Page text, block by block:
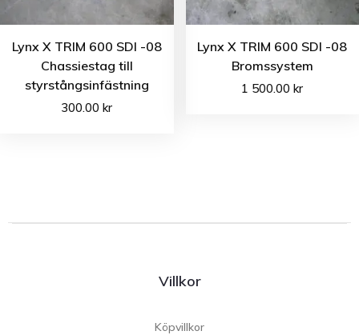
Lynx X TRIM 600 SDI -08
Chassiestag till
styrstångsinfästning
300.00kr
Lynx X TRIM 600 SDI -08
Bromssystem
1 500.00kr
Villkor
Köpvillkor